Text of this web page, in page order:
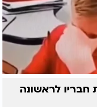
חבריו לראשונה